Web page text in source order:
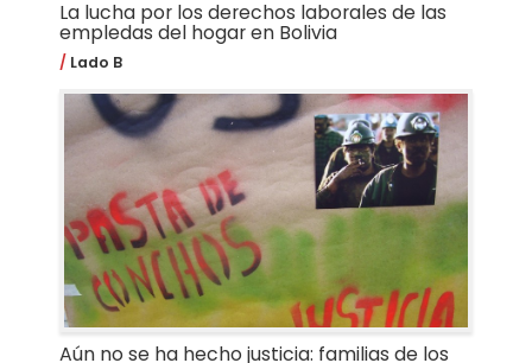
La lucha por los derechos laborales de las
empledas del hogar en Bolivia
Lado B
Aún no se ha hecho justicia: familias de los